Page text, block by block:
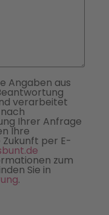
Angaben aus
verarbeitet
Ihrer Anfrage
Ihre
Zukunft per E-
zum
Sie in
.